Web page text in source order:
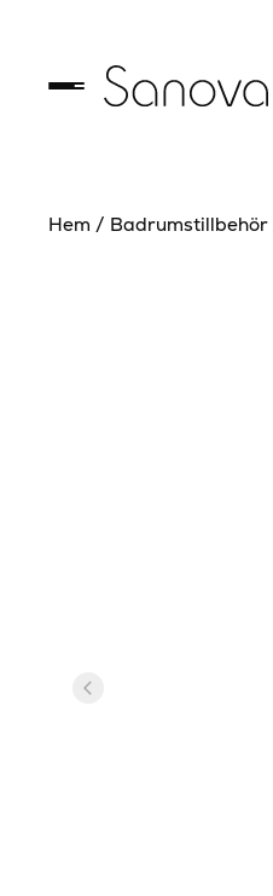
Hem / Badrumstillbehör